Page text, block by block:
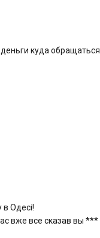
куда обращаться.
Одесі!
вже все сказав вы ***